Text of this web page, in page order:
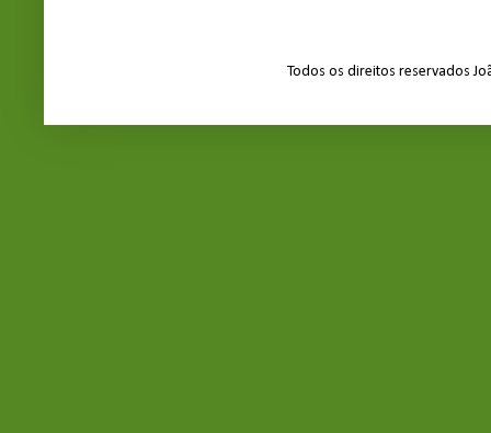
Todos os direitos reservados